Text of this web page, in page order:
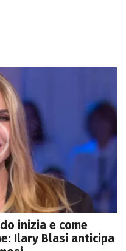
inizia e come
Ilary Blasi anticipa